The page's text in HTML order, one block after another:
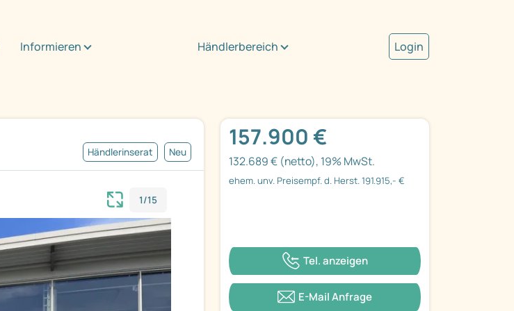
Informieren Händlerbereich Login
Händlerinserat Neu
1/15
157.900 €
132.689 € (netto), 19% MwSt.
ehem. unv. Preisempf. d. Herst. 191.915,- €
Tel. anzeigen
E-Mail Anfrage